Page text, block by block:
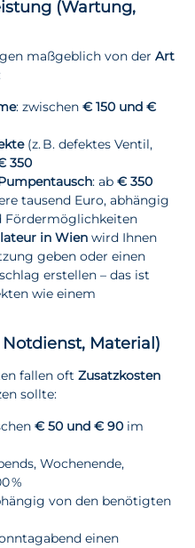
(Wartung,
maßgeblich von derArt
: zwischen€ 150 und €
(z. B. defektes Ventil,
350
: ab€ 350
tausend Euro, abhängig
Fördermöglichkeiten
in Wien wird Ihnen
geben oder einen
erstellen – das ist
wie einem
Material)
fallen oftZusatzkosten
sollte:
€ 50 und € 90 im
Wochenende,
%
von den benötigten
einen